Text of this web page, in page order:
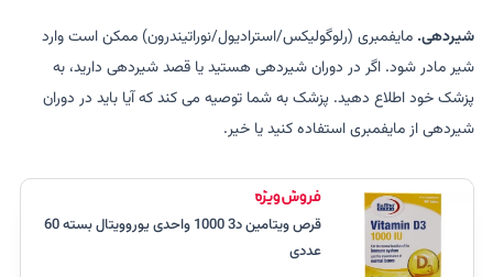
شیردهی. مایفمبری (رلوگولیکس/استرادیول/نوراتیندرون) ممکن است وارد
شیر مادر شود. اگر در دوران شیردهی هستید یا قصد شیردهی دارید، به
پزشک خود اطلاع دهید. پزشک به شما توصیه می کند که آیا باید در دوران
شیردهی از مایفمبری استفاده کنید یا خیر.
قرص ویتامین د3 1000 واحدی یوروویتال بسته 60
عددی